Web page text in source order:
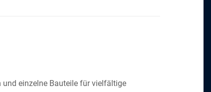
und einzelne Bauteile für vielfältige